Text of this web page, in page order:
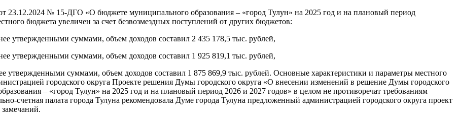
23.12.2024 № 15-ДГО «О бюджете муниципального образования – «город Тулун» на 2025 год и на плановый период
бюджета увеличен за счет безвозмездных поступлений от других бюджетов:
утвержденными суммами, объем доходов составил 2 435 178,5 тыс. рублей,
утвержденными суммами, объем доходов составил 1 925 819,1 тыс. рублей,
утвержденными суммами, объем доходов составил 1 875 869,9 тыс. рублей. Основные характеристики и параметры местного
городского округа Проекте решения Думы городского округа «О внесении изменений в решение Думы городского
– «город Тулун» на 2025 год и на плановый период 2026 и 2027 годов» в целом не противоречат требованиям
счетная палата города Тулуна рекомендовала Думе города Тулуна предложенный администрацией городского округа проект